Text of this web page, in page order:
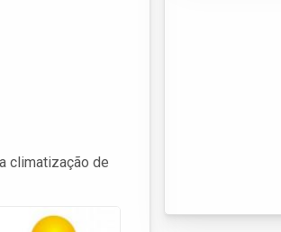
climatização de